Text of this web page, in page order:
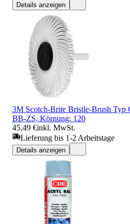
Details anzeigen
3M Scotch-Brite Bristle-Brush Typ
BB-ZS, Körnung: 120
45,49 €inkl. MwSt.
Lieferung bis 1-2 Arbeitstage
Details anzeigen